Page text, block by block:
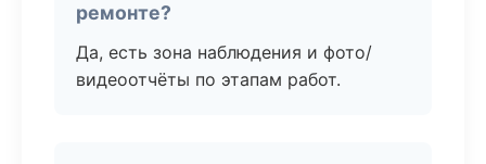
ремонте?
Да, есть зона наблюдения и фото/
видеоотчёты по этапам работ.